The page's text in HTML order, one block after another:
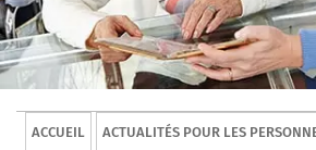
ACCUEIL ACTUALITÉS POUR LES